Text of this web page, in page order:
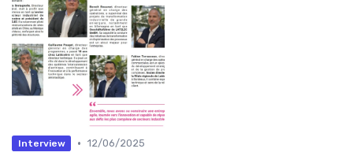
Interview • 12/06/2025